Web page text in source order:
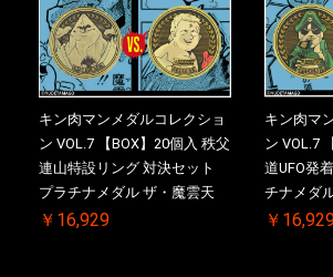
キン肉マンメダルコレクショ
ン VOL.7 【BOX】20個入 秩父
連山特設リング 対決セット
プラチナメダル ザ・魔雲天
VS. テリーマン 3.0 初回シリア
￥16,929
キン肉マ
ン VOL.7
道UFO発
チナメダ
VS. ブロ
￥